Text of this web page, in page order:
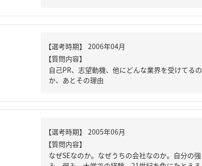
【質問内容】
自己PR、志望動機、他にどんな業界を受けてるの
か、あとその理由
【質問内容】
なぜSEなのか。なぜうちの会社なのか。自分の強